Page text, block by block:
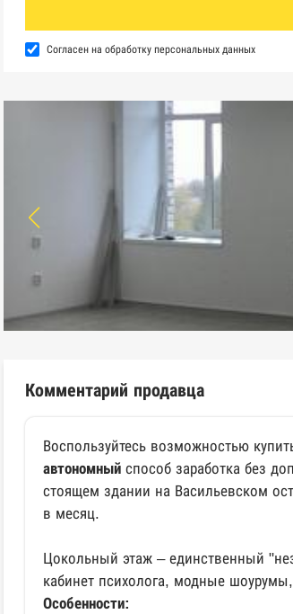
Согласен на обработку персональных данных
Комментарий продавца
Воспользуйтесь возможностью
автономный способ заработка без
стоящем здании на Васильевском
в месяц.
Цокольный этаж – единственный
кабинет психолога, модные
Особенности: